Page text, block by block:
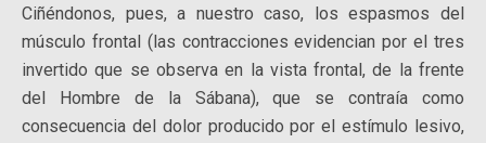
Ciñéndonos, pues, a nuestro caso, los espasmos del
músculo frontal (las contracciones evidencian por el tres
invertido que se observa en la vista frontal, de la frente
del Hombre de la Sábana), que se contraía como
consecuencia del dolor producido por el estímulo lesivo,